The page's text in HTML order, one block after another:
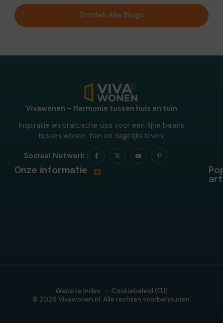
Ontdek Alle Blogs
Vivawonen – Harmonie tussen huis en tuin
Inspiratie en praktische tips voor een fijne balans
tussen wonen, tuin en dagelijks leven.
Sociaal Netwerk :
Onze informatie
© 2026 Vivawonen.nl. Alle rechten voorbehouden.
Website Index Cookiebeleid (EU)